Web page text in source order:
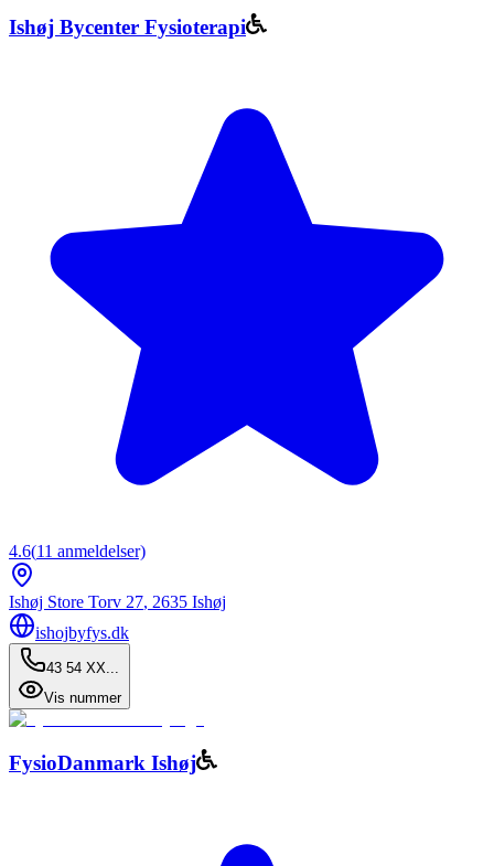
Ishøj Bycenter Fysioterapi
4.6(11 anmeldelser)
Ishøj Store Torv 27, 2635 Ishøj
ishojbyfys.dk
43 54 XX...
Vis nummer
FysioDanmark Ishøj